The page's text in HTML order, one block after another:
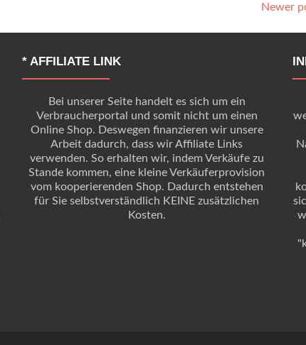
Newer
* AFFILIATE LINK
Bei unserer Seite handelt es sich um ein
Verbraucherportal und somit nicht um einen
Online Shop. Deswegen finanzieren wir unsere
Arbeit dadurch, dass wir Affiliate Links
verwenden. So erhalten wir, indem Verkäufe zu
Stande kommen, eine kleine Verkäuferprovision
vom kooperierenden Shop. Dadurch entstehen
für Sie selbstverständlich KEINE zusätzlichen
Kosten.